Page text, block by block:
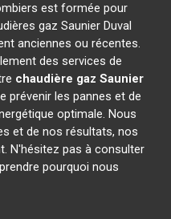
est formée pour
gaz Saunier Duval
anciennes ou récentes.
des services de
chaudière gaz Saunier
prévenir les pannes et de
optimale. Nous
et de nos résultats, nos
N'hésitez pas à consulter
pourquoi nous